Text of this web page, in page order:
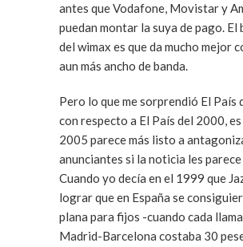
antes que Vodafone, Movistar y
puedan montar la suya de pago. El beneficio
del wimax es que da mucho mejor
aun más ancho de banda.
Pero lo que me sorprendió El País
con respecto a El País del 2000, es
2005 parece más listo a
anunciantes si la noticia les
Cuando yo decía en el 1999 que
lograr que en España se
plana para fijos -cuando cada
Madrid-Barcelona costaba 30